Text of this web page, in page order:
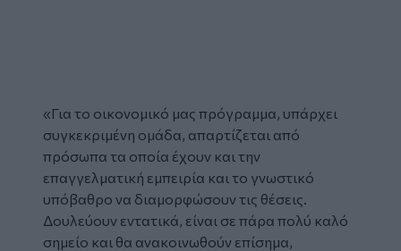
«Για το οικονομικό μας πρόγραμμα, υπάρχει
συγκεκριμένη ομάδα, απαρτίζεται από
πρόσωπα τα οποία έχουν και την
επαγγελματική εμπειρία και το γνωστικό
υπόβαθρο να διαμορφώσουν τις θέσεις.
Δουλεύουν εντατικά, είναι σε πάρα πολύ καλό
σημείο και θα ανακοινωθούν επίσημα,